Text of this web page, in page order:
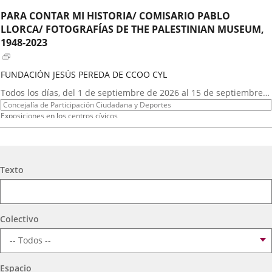
externa.externa.
PARA CONTAR MI HISTORIA/ COMISARIO PABLO
LLORCA/ FOTOGRAFÍAS DE THE PALESTINIAN MUSEUM,
1948-2023
FUNDACIÓN JESÚS PEREDA DE CCOO CYL
Fechas
del
evento
Todos los días, del 1 de septiembre de 2026 al 15 de septiembre
de 2026
Organizador
de
Concejalía de Participación Ciudadana y Deportes
Programa
Exposiciones en los centros cívicos
Espacio
Centro Cívico Zona Sur
GRUPO DE TEATRO LA MASCARA
del
evento
Organizador
de
actividad
Concejalía de Participación Ciudadana y Deportes
Programa
Muestras de Teatro Vecinal, Cultura Tradicional y Actividades Culturales y de
Ocio Infantil 2026
Espacio
Centro Cívico Zona Sur
Búsqueda
Texto
Colectivo
Espacio